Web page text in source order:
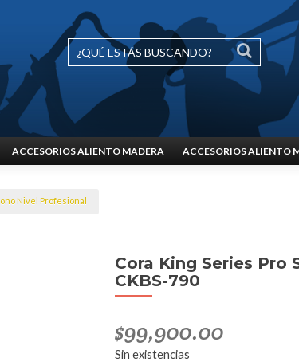
ACCESORIOS ALIENTO MADERA ACCESORIOS ALIENTO
Nivel Profesional
Cora King Series Pro
CKBS-790
$99,900.00
Sin existencias